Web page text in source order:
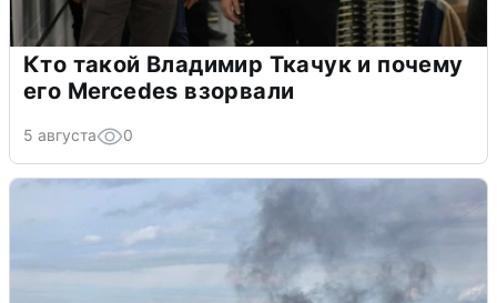
Кто такой Владимир Ткачук и почему
его Mercedes взорвали
5 августа 0